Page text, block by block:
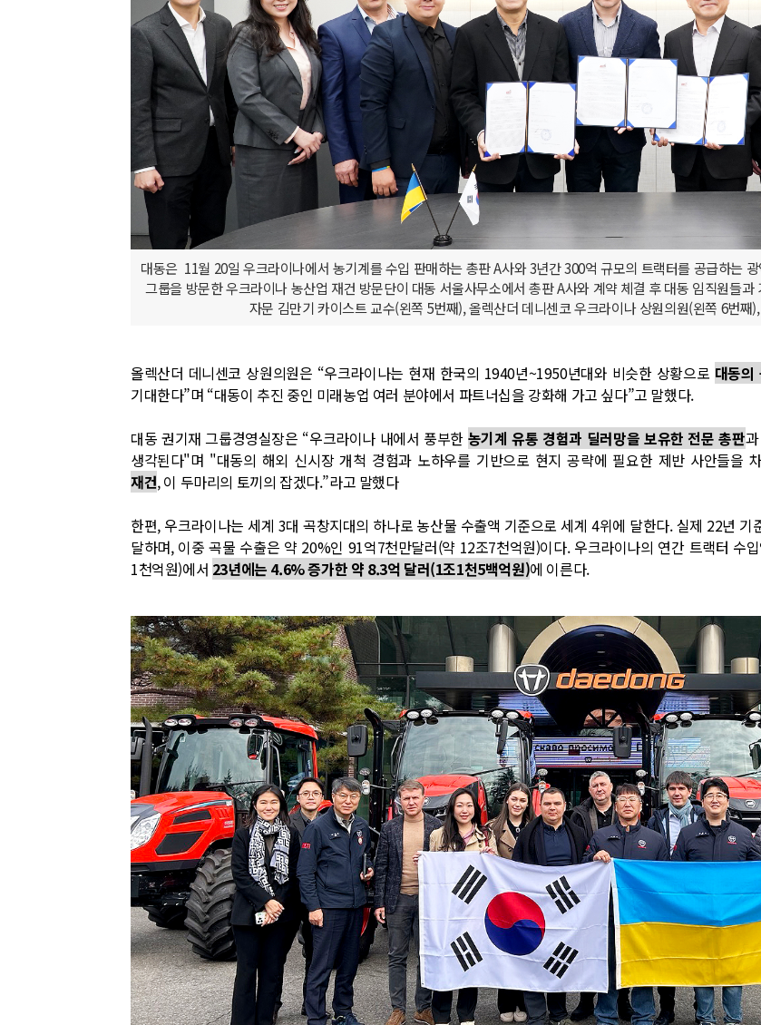
대동은 11월 20일 우크라이나에서 농기계를 수입 판매하는 총판 A사와 3년간 300억 규모의 트랙터를 공급하는
그룹을 방문한 우크라이나 농산업 재건 방문단이 대동 서울사무소에서 총판 A사와 계약 체결 후 대동 임직원들
자문 김만기 카이스트 교수(왼쪽 5번째), 올렉산더 데니센코 우크라이나 상원의원(왼쪽 6번째
올렉산더 데니센코 상원의원은 “우크라이나는 현재 한국의 1940년~1950년대와 비슷한 상황으로 대동의
기대한다”며 “대동이 추진 중인 미래농업 여러 분야에서 파트너십을 강화해 가고 싶다”고 말했다.
대동 권기재 그룹경영실장은 “우크라이나 내에서 풍부한 농기계 유통 경험과 딜러망을 보유한 전문 총판
생각된다"며 "대동의 해외 신시장 개척 경험과 노하우를 기반으로 현지 공략에 필요한 제반 사안들을
재건, 이 두마리의 토끼의 잡겠다.”라고 말했다
한편, 우크라이나는 세계 3대 곡창지대의 하나로 농산물 수출액 기준으로 세계 4위에 달한다. 실제 22년
달하며, 이중 곡물 수출은 약 20%인 91억7천만달러(약 12조7천억원)이다. 우크라이나의 연간 트랙터 수
1천억원)에서 23년에는 4.6% 증가한 약 8.3억 달러(1조1천5백억원)에 이른다.